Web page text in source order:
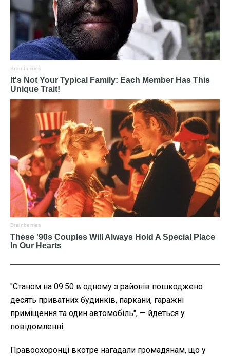
"Станом на 09:50 в одному з районів пошкоджено
десять приватних будинків, паркани, гаражні
приміщення та один автомобіль", — йдеться у
повідомленні.
Правоохоронці вкотре нагадали громадянам, що у